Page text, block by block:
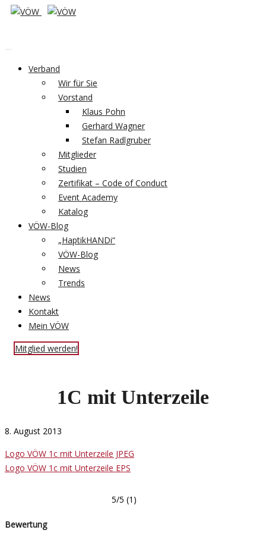
Verband
Wir für Sie
Vorstand
Klaus Pohn
Gerhard Wagner
Stefan Radlgruber
Mitglieder
Studien
Zertifikat – Code of Conduct
Event Academy
Katalog
VÖW-Blog
„HaptikHANDi“
VÖW-Blog
News
Trends
News
Kontakt
Mein VÖW
Mitglied werden!
1C mit Unterzeile
8. August 2013
Logo VÖW 1c mit Unterzeile JPEG
Logo VÖW 1c mit Unterzeile EPS
5/5 (1)
Bewertung